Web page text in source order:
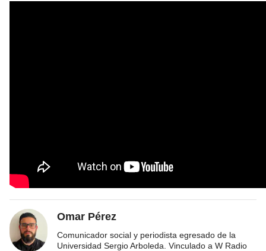
Omar Pérez
Comunicador social y periodista egresado de la
Universidad Sergio Arboleda. Vinculado a W Radio